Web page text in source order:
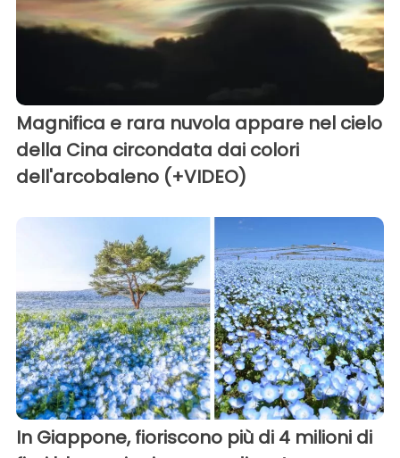
Magnifica e rara nuvola appare nel cielo
della Cina circondata dai colori
dell'arcobaleno (+VIDEO)
In Giappone, fioriscono più di 4 milioni di